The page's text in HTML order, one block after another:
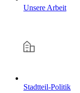
Unsere Arbeit
Stadtteil-Politik